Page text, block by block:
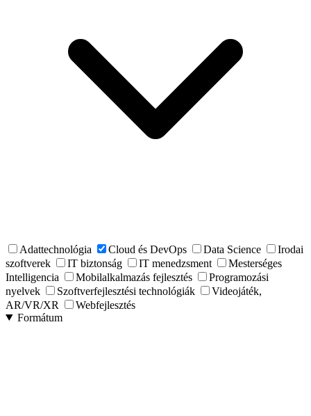
Adattechnológia Cloud és DevOps Data Science
Irodai
szoftverek
IT biztonság IT menedzsment
Mesterséges
Intelligencia
Mobilalkalmazás fejlesztés
Programozási
nyelvek
Szoftverfejlesztési technológiák
Videojáték,
AR/VR/XR
Webfejlesztés
Formátum